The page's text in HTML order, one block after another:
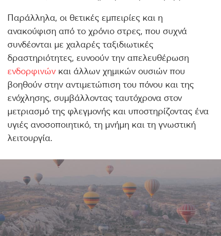
Παράλληλα, οι θετικές εμπειρίες και η
ανακούφιση από το χρόνιο στρες, που συχνά
συνδέονται με χαλαρές ταξιδιωτικές
δραστηριότητες, ευνοούν την απελευθέρωση
ενδορφινών και άλλων χημικών ουσιών που
βοηθούν στην αντιμετώπιση του πόνου και της
ενόχλησης, συμβάλλοντας ταυτόχρονα στον
μετριασμό της φλεγμονής και υποστηρίζοντας ένα
υγιές ανοσοποιητικό, τη μνήμη και τη γνωστική
λειτουργία.